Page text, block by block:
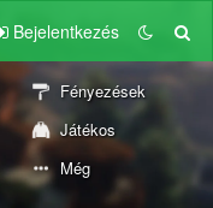
Bejelentkezés
Fényezések
Játékos
Még